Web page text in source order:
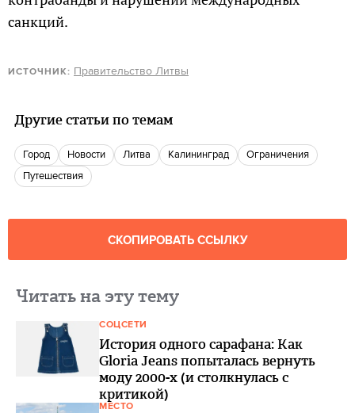
санкций.
ИСТОЧНИК: Правительство Литвы
Другие статьи по темам
город новости Литва Калининград
Ограничения
путешествия
СКОПИРОВАТЬ ССЫЛКУ
Читать на эту тему
СОЦСЕТИ
История одного сарафана: Как
Gloria Jeans попыталась вернуть
моду 2000-х (и столкнулась с
критикой)
МЕСТО